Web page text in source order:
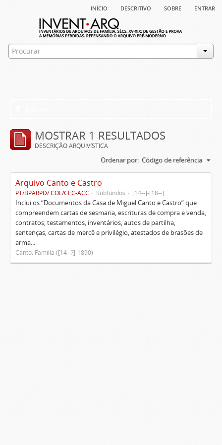
início descritivo sobre entrar
MOSTRAR 1 RESULTADOS
DESCRIÇÃO ARQUIVÍSTICA
Ordenar por: Código de referência
Arquivo Canto e Castro
PT/BPARPD/ COL/CEC-ACC Subfundos [14--]-[18--]
Inclui os “Documentos da Casa de Miguel Canto e Castro” que
compreendem cartas de sesmaria, escrituras de compra e venda,
contratos, testamentos, inventários, autos de partilha,
sentenças, cartas de mercê e privilégio, atestados de brasões de
arma...
Canto. Família ([14--?]-1890)